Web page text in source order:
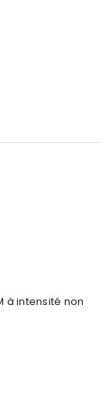
à intensité non